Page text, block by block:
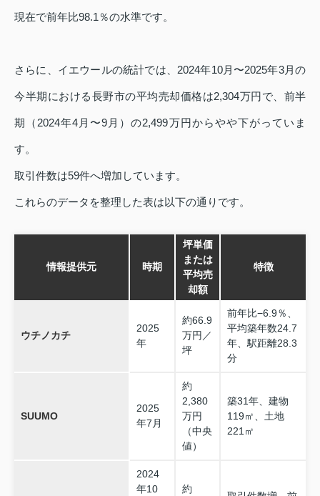
現在で前年比98.1％の水準です。
さらに、イエウールの統計では、2024年10月〜2025年3月の
今半期における長野市の平均売却価格は2,304万円で、前半
期（2024年4月〜9月）の2,499万円からやや下がっていま
す。
取引件数は59件へ増加しています。
これらのデータを整理した表は以下の通りです。
情報提供元 時期
坪単価
または
平均売
却額
特徴
ウチノカチ
2025
年
約66.9
万円／
坪
前年比−6.9％、
平均築年数24.7
年、駅距離28.3
分
SUUMO
2025
年7月
約
2,380
万円
（中央
値）
築31年、建物
119㎡、土地
221㎡
2024
年10
約